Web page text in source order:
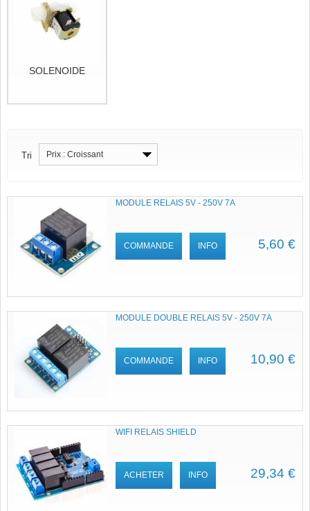
SOLENOIDE
Tri Prix : Croissant
MODULE RELAIS 5V - 250V 7A
5,60 €
COMMANDE INFO
MODULE DOUBLE RELAIS 5V - 250V 7A
10,90 €
COMMANDE INFO
WIFI RELAIS SHIELD
29,34 €
ACHETER INFO